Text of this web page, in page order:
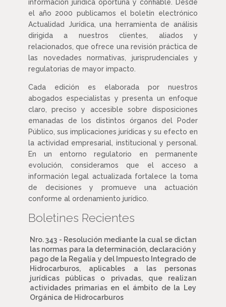
información jurídica oportuna y confiable. Desde
el año 2000 publicamos el boletín electrónico
Actualidad Jurídica, una herramienta de análisis
dirigida a nuestros clientes, aliados y
relacionados, que ofrece una revisión práctica de
las novedades normativas, jurisprudenciales y
regulatorias de mayor impacto.
Cada edición es elaborada por nuestros
abogados especialistas y presenta un enfoque
claro, preciso y accesible sobre disposiciones
emanadas de los distintos órganos del Poder
Público, sus implicaciones jurídicas y su efecto en
la actividad empresarial, institucional y personal.
En un entorno regulatorio en permanente
evolución, consideramos que el acceso a
información legal actualizada fortalece la toma
de decisiones y promueve una actuación
conforme al ordenamiento jurídico.
Boletines Recientes
Nro. 343 - Resolución mediante la cual se dictan
las normas para la determinación, declaración y
pago de la Regalía y del Impuesto Integrado de
Hidrocarburos, aplicables a las personas
jurídicas públicas o privadas, que realizan
actividades primarias en el ámbito de la Ley
Orgánica de Hidrocarburos